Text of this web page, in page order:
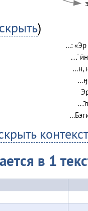
)
…: «Эр
…̄
…н,
контекст
в 1